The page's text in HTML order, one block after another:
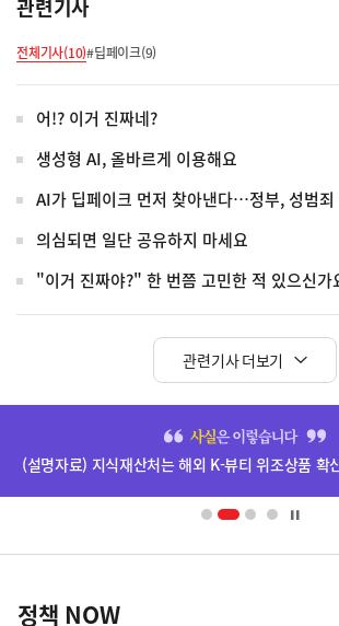
관련기사
전체기사(10)#딥페이크(9)
어!? 이거 진짜네?
생성형 AI, 올바르게 이용해요
AI가 딥페이크 먼저 찾아낸다…정부, 성범죄
의심되면 일단 공유하지 마세요
"이거 진짜야?" 한 번쯤 고민한 적 있으신가
관련기사 더보기
배
영
책
정책 NOW